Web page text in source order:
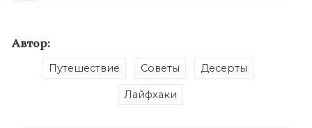
Автор:
Путешествие Советы Десерты
Лайфхаки